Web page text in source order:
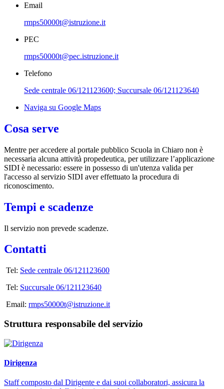
Email
rmps50000t@istruzione.it
PEC
rmps50000t@pec.istruzione.it
Telefono
Sede centrale 06/121123600; Succursale 06/121123640
Naviga su Google Maps
Cosa serve
Mentre per accedere al portale pubblico Scuola in Chiaro non è
necessaria alcuna attività propedeutica, per utilizzare l’applicazione
SIDI è necessario: essere in possesso di un'utenza valida per
l'accesso al servizio SIDI aver effettuato la procedura di
riconoscimento.
Tempi e scadenze
Il servizio non prevede scadenze.
Contatti
Tel: Sede centrale 06/121123600
Tel: Succursale 06/121123640
Email: rmps50000t@istruzione.it
Struttura responsabile del servizio
Dirigenza
Staff composto dal Dirigente e dai suoi collaboratori, assicura la